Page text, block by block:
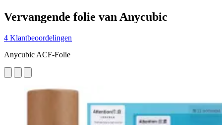
Vervangende folie van Anycubic
4 Klantbeoordelingen
Anycubic ACF-Folie